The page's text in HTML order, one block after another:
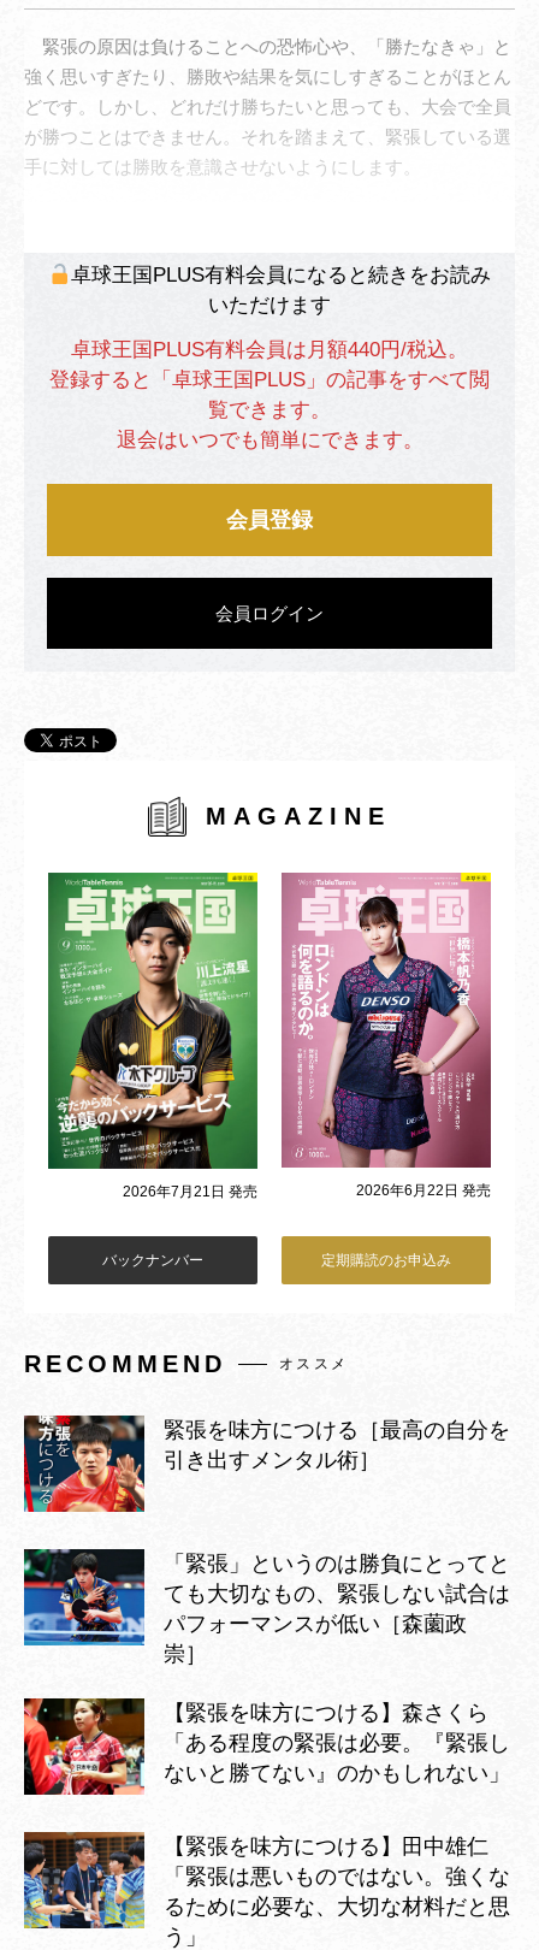
緊張の原因は負けることへの恐怖心や、「勝たなきゃ」と
強く思いすぎたり、勝敗や結果を気にしすぎることがほとん
どです。しかし、どれだけ勝ちたいと思っても、大会で全員
が勝つことはできません。それを踏まえて、緊張している選
手に対しては勝敗を意識させないようにします。
卓球王国PLUS有料会員になると続きをお読み
いただけます
卓球王国PLUS有料会員は月額440円/税込。
登録すると「卓球王国PLUS」の記事をすべて閲
覧できます。
退会はいつでも簡単にできます。
会員登録
会員ログイン
MAGAZINE
2026年7月21日 発売 2026年6月22日 発売
バックナンバー 定期購読のお申込み
RECOMMEND オススメ
緊張を味方につける［最高の自分を
引き出すメンタル術］
「緊張」というのは勝負にとってと
ても大切なもの、緊張しない試合は
パフォーマンスが低い［森薗政
崇］
【緊張を味方につける】森さくら
「ある程度の緊張は必要。『緊張し
ないと勝てない』のかもしれない」
【緊張を味方につける】田中雄仁
「緊張は悪いものではない。強くな
るために必要な、大切な材料だと思
う」